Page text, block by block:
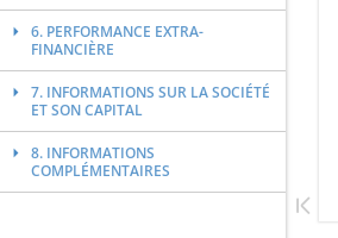
6. PERFORMANCE EXTRA-
FINANCIÈRE
7. INFORMATIONS SUR LA SOCIÉTÉ
ET SON CAPITAL
8. INFORMATIONS
COMPLÉMENTAIRES